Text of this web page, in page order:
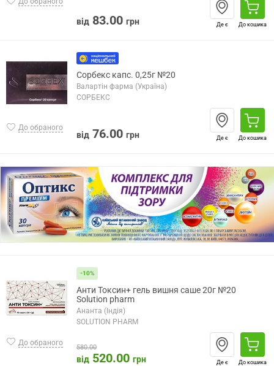
від 83.00 грн Де є До кошика
До обраного
Сорбекс капс. 0,25г №20
Валартін фарма (Україна)
СОРБЕКС
від 76.00 грн Де є До кошика
До обраного
-10%
Анти Токсин+ гель вишня саше 20г №20
Solution pharm
Ананта (Індія)
SOLUTION PHARM
580.00
від 520.00 грн Де є До кошика